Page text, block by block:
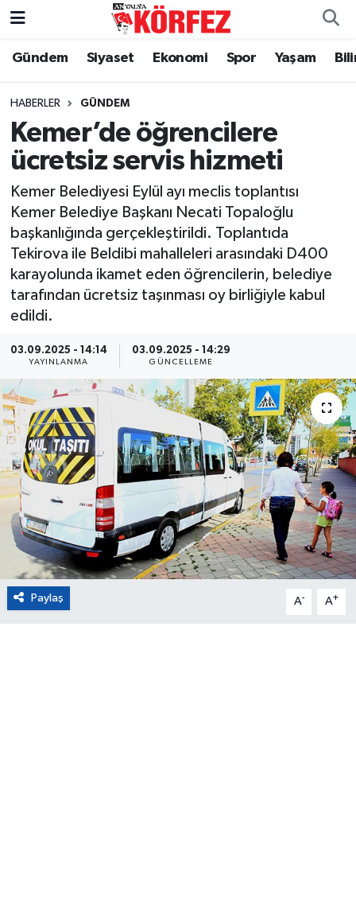
Gündem Siyaset Ekonomi Spor Yaşam
HABERLER GÜNDEM
Kemer’de öğrencilere
ücretsiz servis hizmeti
Kemer Belediyesi Eylül ayı meclis toplantısı
Kemer Belediye Başkanı Necati Topaloğlu
başkanlığında gerçekleştirildi. Toplantıda
Tekirova ile Beldibi mahalleleri arasındaki D400
karayolunda ikamet eden öğrencilerin, belediye
tarafından ücretsiz taşınması oy birliğiyle kabul
edildi.
03.09.2025 - 14:14
YAYINLANMA
03.09.2025 - 14:29
GÜNCELLEME
Paylaş A- A+
Gündem
Siyaset
Yerel Yönetim
Yaşam
Asayiş
Dünya
Sağlık
Magazin
Turizm
Çevre
Kültür ve Sanat
Nöbetçi Eczaneler
Hava Durumu
Trafik Durumu
Tüm Manşetler
Son Dakika Haberleri
Haber Arşivi